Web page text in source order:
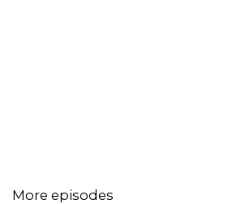
Lou Poincheval : chargée de production
More episodes